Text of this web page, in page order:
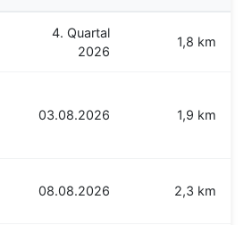
4. Quartal
2026
1,8 km
03.08.2026 1,9 km
08.08.2026 2,3 km